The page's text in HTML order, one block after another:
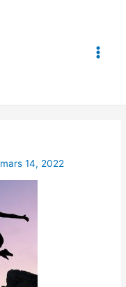
mars 14, 2022